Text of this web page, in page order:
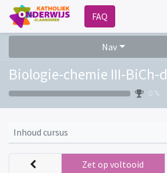
FAQ
Nav
Biologie-chemie III-BiCh-d
0 %
Inhoud cursus
Zet op voltooid